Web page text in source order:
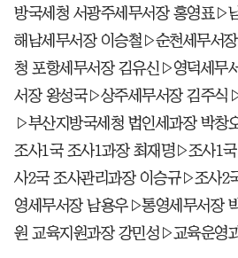
방국세청 서광주세무서장 홍영표▷
해남세무서장 이승철▷순천세무서
청 포항세무서장 김유신▷영덕세무
서장 왕성국▷상주세무서장 김주식
▷부산지방국세청 법인세과장 박
조사1국 조사1과장 최재명▷조사1
사2국 조사관리과장 이승규▷조사2
영세무서장 남용우▷통영세무서장
원 교육지원과장 강민성▷교육운영